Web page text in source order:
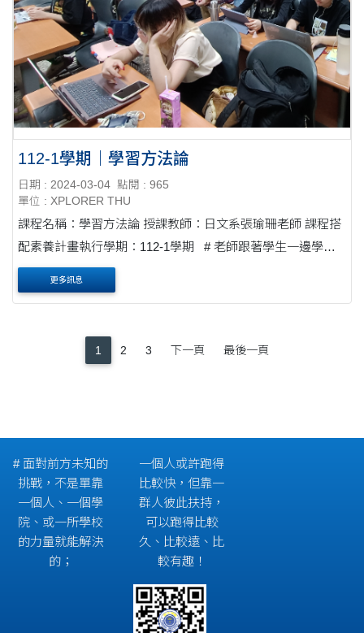
112-1學期｜學習方法論
日期 : 2024-03-04 點閱 : 965
單位 : XPLORER THU
課程名稱：學習方法論 授課教師：日文系張瑜珊老師 課程搭
配素養計畫執行學期：112-1學期 # 老師跟著學生一邊學習
一邊教學，老師能夠適時配合新科技等改變授課內容 # 大量
的動手做ChatGPT....
更多訊息
1 2 3 下一頁 最後一頁
# 面對前方未知的
挑戰，不是單靠
一個人、一個學
院、或一所學校
的力量就能解決
的；
一個人或許跑得
比較快，但靠一
群人彼此扶持，
可以跑得比較
久、比較遠、比
較有趣！